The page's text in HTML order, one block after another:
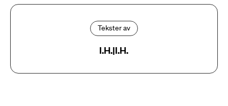
Tekster av
I.H.|I.H.